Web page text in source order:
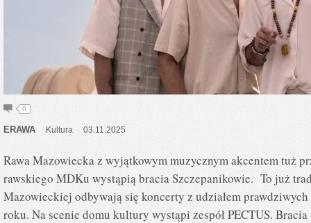
0
ERAWA Kultura 03.11.2025
Rawa Mazowiecka z wyjątkowym muzycznym akcentem tuż
rawskiego MDKu wystąpią bracia Szczepanikowie. To już
Mazowieckiej odbywają się koncerty z udziałem
roku. Na scenie domu kultury wystąpi zespół PECTUS.